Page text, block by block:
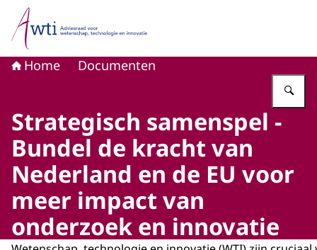
Naar de homepage van Adviesraad voor wetenschap,
Home Documenten
Strategisch samenspel -
Bundel de kracht van
Nederland en de EU voor
meer impact van
onderzoek en innovatie